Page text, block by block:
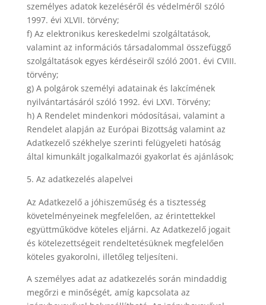
személyes adatok kezeléséről és védelméről szóló
1997. évi XLVII. törvény;
f) Az elektronikus kereskedelmi szolgáltatások,
valamint az információs társadalommal összefüggő
szolgáltatások egyes kérdéseiről szóló 2001. évi CVIII.
törvény;
g) A polgárok személyi adatainak és lakcímének
nyilvántartásáról szóló 1992. évi LXVI. Törvény;
h) A Rendelet mindenkori módosításai, valamint a
Rendelet alapján az Európai Bizottság valamint az
Adatkezelő székhelye szerinti felügyeleti hatóság
által kimunkált jogalkalmazói gyakorlat és ajánlások;
Az adatkezelés alapelvei
Az Adatkezelő a jóhiszeműség és a tisztesség
követelményeinek megfelelően, az érintettekkel
együttműködve köteles eljárni. Az Adatkezelő jogait
és kötelezettségeit rendeltetésüknek megfelelően
köteles gyakorolni, illetőleg teljesíteni.
A személyes adat az adatkezelés során mindaddig
megőrzi e minőségét, amíg kapcsolata az